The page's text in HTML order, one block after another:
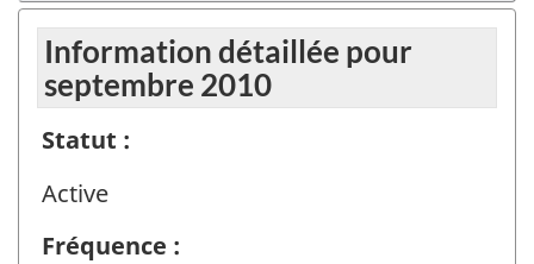
Information détaillée pour
septembre 2010
Statut :
Active
Fréquence :